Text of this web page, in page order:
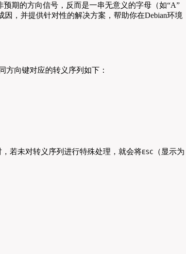
期的方向信号，反而是一串无意义的字母（如“A”
，并提供针对性的解决方案，帮助你在Debian环境
方向键对应的转义序列如下：
若未对转义序列进行特殊处理，就会将ESC （显示为